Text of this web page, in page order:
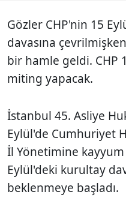
Gözler CHP'nin 15
davasına
bir hamle geldi. CHP
miting yapacak.
İstanbul 45. Asliye
Eylül'de Cumhuriyet
İl Yönetimine kayyum
Eylül'deki kurultay
beklenmeye başladı.